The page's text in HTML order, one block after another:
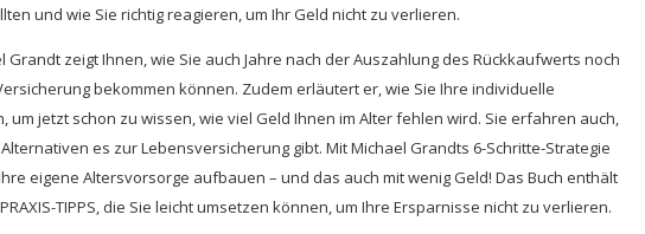
und wie Sie richtig reagieren, um Ihr Geld nicht zu verlieren.
zeigt Ihnen, wie Sie auch Jahre nach der Auszahlung des Rückkaufwerts noch
bekommen können. Zudem erläutert er, wie Sie Ihre individuelle
um jetzt schon zu wissen, wie viel Geld Ihnen im Alter fehlen wird. Sie erfahren auch,
es zur Lebensversicherung gibt. Mit Michael Grandts 6-Schritte-Strategie
eigene Altersvorsorge aufbauen – und das auch mit wenig Geld! Das Buch enthält
TIPPS, die Sie leicht umsetzen können, um Ihre Ersparnisse nicht zu verlieren.